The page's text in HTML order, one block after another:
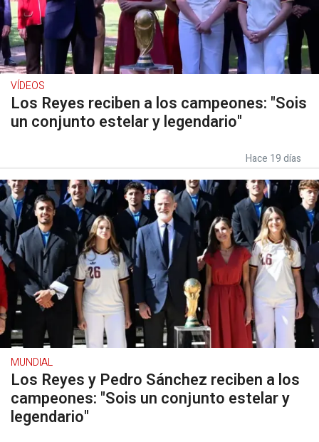
VÍDEOS
Los Reyes reciben a los campeones: "Sois
un conjunto estelar y legendario"
Hace 19 días
MUNDIAL
Los Reyes y Pedro Sánchez reciben a los
campeones: "Sois un conjunto estelar y
legendario"